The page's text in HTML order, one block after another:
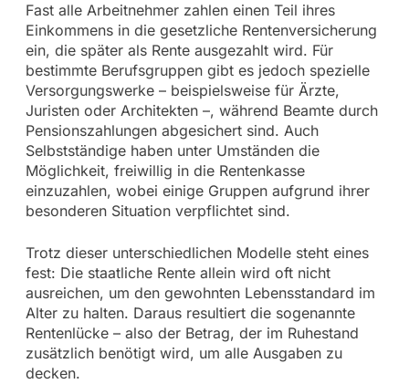
Fast alle Arbeitnehmer zahlen einen Teil ihres
Einkommens in die gesetzliche Rentenversicherung
ein, die später als Rente ausgezahlt wird. Für
bestimmte Berufsgruppen gibt es jedoch spezielle
Versorgungswerke – beispielsweise für Ärzte,
Juristen oder Architekten –, während Beamte durch
Pensionszahlungen abgesichert sind. Auch
Selbstständige haben unter Umständen die
Möglichkeit, freiwillig in die Rentenkasse
einzuzahlen, wobei einige Gruppen aufgrund ihrer
besonderen Situation verpflichtet sind.
Trotz dieser unterschiedlichen Modelle steht eines
fest: Die staatliche Rente allein wird oft nicht
ausreichen, um den gewohnten Lebensstandard im
Alter zu halten. Daraus resultiert die sogenannte
Rentenlücke – also der Betrag, der im Ruhestand
zusätzlich benötigt wird, um alle Ausgaben zu
decken.